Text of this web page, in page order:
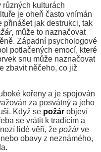
různých kulturách
je oheň často vnímán
přinášet jak destrukci, tak
, může to naznačovat
Západní psychologové
potlačených emocí, které
snu může naznačovat
zbavit něčeho, co již
kořeny a je spojován
za posvátný a jeho
Když se požár objeví
se vrátit k tradicím a
lidé věří, že požárve
obavy z neznámého,